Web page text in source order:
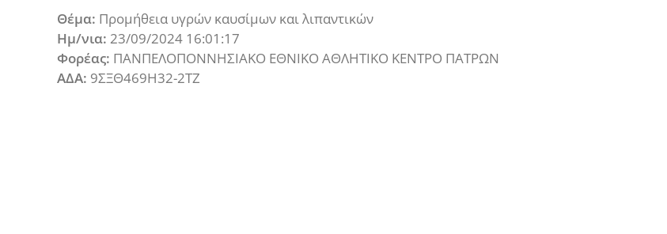
Θέμα: Προμήθεια υγρών καυσίμων και λιπαντικών
Ημ/νια: 23/09/2024 16:01:17
Φορέας: ΠΑΝΠΕΛΟΠΟΝΝΗΣΙΑΚΟ ΕΘΝΙΚΟ ΑΘΛΗΤΙΚΟ ΚΕΝΤΡΟ ΠΑΤΡΩΝ
ΑΔΑ: 9ΣΞΘ469Η32-2ΤΖ